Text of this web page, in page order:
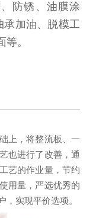
防锈、油膜涂
加油、脱模工
。
上，将整流板、一
也进行了改善，通
艺的作业量，节约
用量，严选优秀的
，实现平价选项。